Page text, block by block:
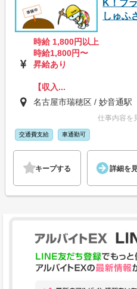
K！ブ
しゅふ
時給 1,800円以上
時給1,800円〜
昇給あり
【収入...
名古屋市瑞穂区 / 妙音通駅
仕事内容を
交通費支給 車通勤可
キープする 詳細を